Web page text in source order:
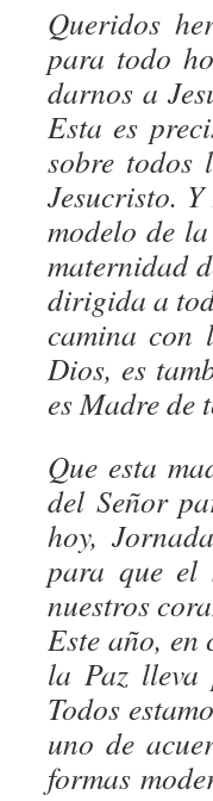
Queridos
para todo
darnos a
Esta es
sobre todos
Jesucristo.
modelo de
maternidad
dirigida a
camina con
Dios, es
es Madre de
Que esta
del Señor
hoy,
para que el
nuestros
Este año,
la Paz lleva
Todos
uno de
formas